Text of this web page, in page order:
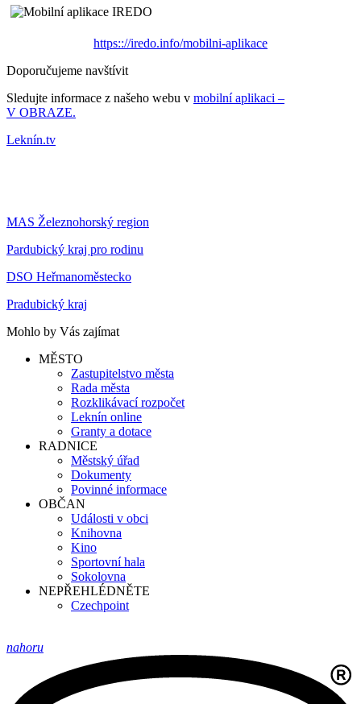
https:://iredo.info/mobilni-aplikace
Doporučujeme navštívit
Sledujte informace z našeho webu v mobilní aplikaci –
V OBRAZE.
Leknín.tv
MAS Železnohorský region
Pardubický kraj pro rodinu
DSO Heřmanoměstecko
Pradubický kraj
Mohlo by Vás zajímat
MĚSTO
Zastupitelstvo města
Rada města
Rozklikávací rozpočet
Leknín online
Granty a dotace
RADNICE
Městský úřad
Dokumenty
Povinné informace
OBČAN
Události v obci
Knihovna
Kino
Sportovní hala
Sokolovna
NEPŘEHLÉDNĚTE
Czechpoint
nahoru